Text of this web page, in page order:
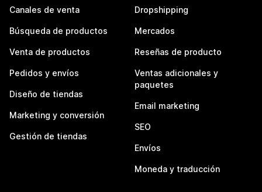
Canales de venta
Búsqueda de productos
Venta de productos
Pedidos y envíos
Diseño de tiendas
Marketing y conversión
Gestión de tiendas
Dropshipping
Mercados
Reseñas de producto
Ventas adicionales y
paquetes
Email marketing
SEO
Envíos
Moneda y traducción